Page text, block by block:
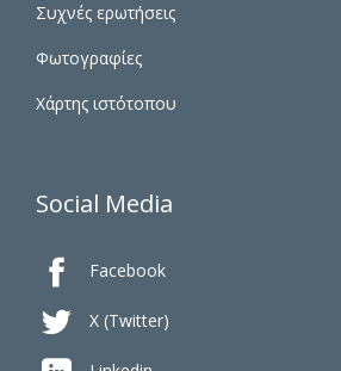
Συχνές ερωτήσεις
Φωτογραφίες
Χάρτης ιστότοπου
Social Media
 Facebook
 X (Twitter)